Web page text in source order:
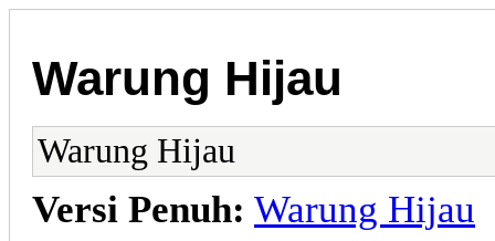
Warung Hijau
Warung Hijau
Versi Penuh: Warung Hijau